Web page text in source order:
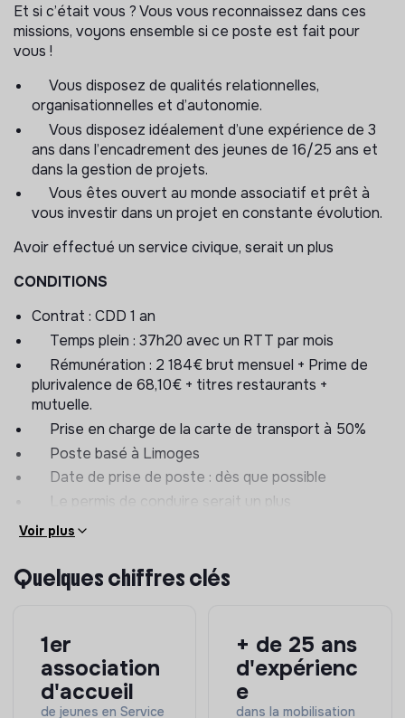
Et si c’était vous ? Vous vous reconnaissez dans ces
missions, voyons ensemble si ce poste est fait pour
vous !
Vous disposez de qualités relationnelles,
organisationnelles et d’autonomie.
Vous disposez idéalement d’une expérience de 3
ans dans l’encadrement des jeunes de 16/25 ans et
dans la gestion de projets.
Vous êtes ouvert au monde associatif et prêt à
vous investir dans un projet en constante évolution.
Avoir effectué un service civique, serait un plus
CONDITIONS
Contrat : CDD 1 an
Temps plein : 37h20 avec un RTT par mois
Rémunération : 2 184€ brut mensuel + Prime de
plurivalence de 68,10€ + titres restaurants +
mutuelle.
Prise en charge de la carte de transport à 50%
Poste basé à Limoges
Date de prise de poste : dès que possible
Le permis de conduire serait un plus
Envie de mettre votre énergie au service d’un projet
CV et LM.
l’égalité des chances.
Voir plus
Quelques chiffres clés
1er
association
d'accueil
de jeunes en Service
+ de 25 ans
d'expérienc
e
dans la mobilisation